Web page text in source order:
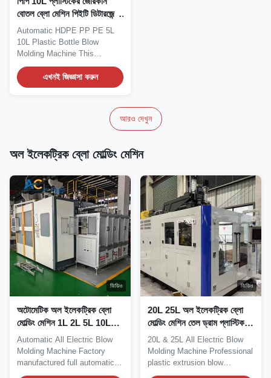
বোতল ব্লো মেশিন পিইটি ডিটারজেন্ট
বোতল এক্সট্রুশন বড়
Automatic HDPE PP PE 5L
10L Plastic Bottle Blow
Molding Machine This
advanced PET detergent...
এখনই জিজ্ঞাসা করুন
আরও দেখুন
অল ইলেকট্রিক ব্লো মোল্ডিং মেশিন
ভিডিও
অটোমেটিক অল ইলেকট্রিক ব্লো
মোল্ডিং মেশিন 1L 2L 5L 10L
এক্সট্রুশন ব্লো মোল্ডিং সরঞ্জাম
Automatic All Electric Blow
Molding Machine Factory
manufactured full automatic
extrusion blow...
ভিডিও
20L 25L অল ইলেকট্রিক ব্লো
মোল্ডিং মেশিন তেল ড্রাম প্লাস্টিক
এক্সট্রুশন ব্লো মোল্ডিং মেশিন
20L & 25L All Electric Blow
Molding Machine Professional
plastic extrusion blow
molding...